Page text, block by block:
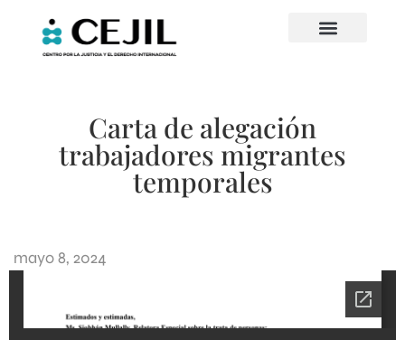
Carta de alegación
trabajadores migrantes
temporales
mayo 8, 2024